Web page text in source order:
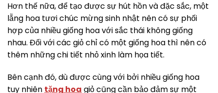
Hơn thế nữa, để tạo được sự hút hồn và đặc sắc, một
lẵng hoa tươi chúc mừng sinh nhật nên có sự phối
hợp của nhiều giống hoa với sắc thái không giống
nhau. Đối với các giỏ chỉ có một giống hoa thì nên có
thêm những chi tiết nhỏ xinh làm họa tiết.
Bên cạnh đó, dù được cùng với bởi nhiều giống hoa
tuy nhiên tặng hoa giỏ cũng cần bảo đảm sự một